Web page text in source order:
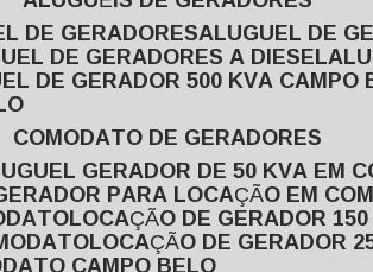
DE GERADORES ALUGUEL DE
DE GERADORES A DIESEL
DE GERADOR 500 KVA CAMPO
COMODATO DE GERADORES
GERADOR DE 50 KVA EM
GERADOR PARA LOCAÇÃO EM
LOCAÇÃO DE GERADOR
LOCAÇÃO DE GERADOR